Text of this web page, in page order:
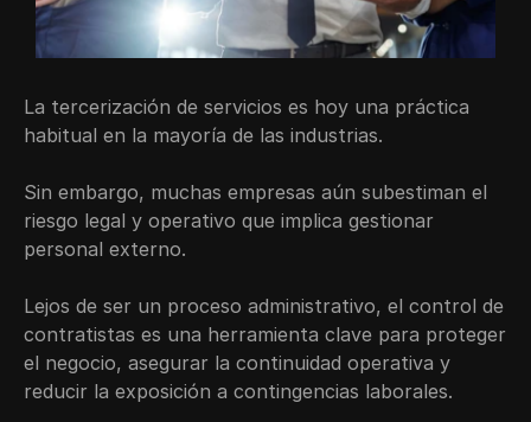
La tercerización de servicios es hoy una práctica
habitual en la mayoría de las industrias.
Sin embargo, muchas empresas aún subestiman el
riesgo legal y operativo que implica gestionar
personal externo.
Lejos de ser un proceso administrativo, el control de
contratistas es una herramienta clave para proteger
el negocio, asegurar la continuidad operativa y
reducir la exposición a contingencias laborales.